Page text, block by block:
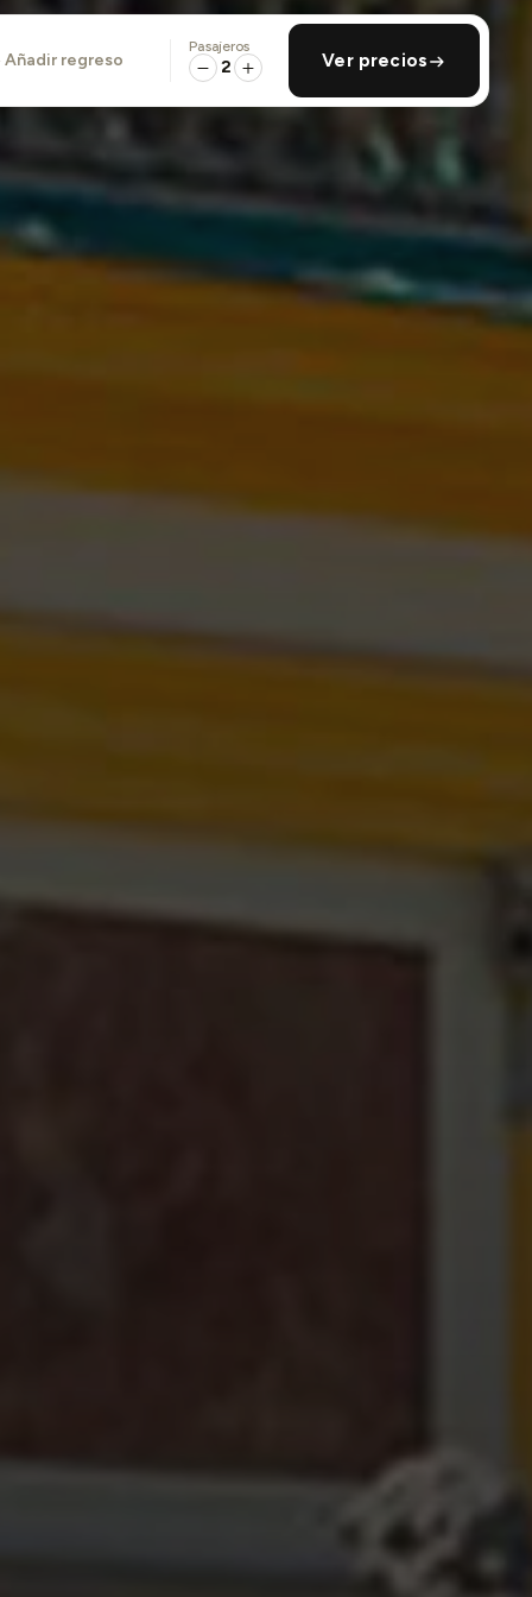
añadir regreso
Pasajeros
2 Ver precios